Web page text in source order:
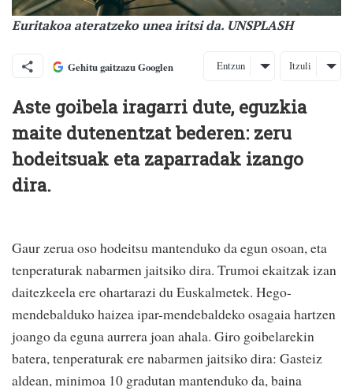
Euritakoa ateratzeko unea iritsi da. UNSPLASH
Gehitu gaitzazu Googlen Entzun Itzuli
Aste goibela iragarri dute, eguzkia
maite dutenentzat bederen: zeru
hodeitsuak eta zaparradak izango
dira.
Gaur zerua oso hodeitsu mantenduko da egun osoan, eta
tenperaturak nabarmen jaitsiko dira. Trumoi ekaitzak izan
daitezkeela ere ohartarazi du Euskalmetek. Hego-
mendebalduko haizea ipar-mendebaldeko osagaia hartzen
joango da eguna aurrera joan ahala. Giro goibelarekin
batera, tenperaturak ere nabarmen jaitsiko dira: Gasteiz
aldean, minimoa 10 gradutan mantenduko da, baina